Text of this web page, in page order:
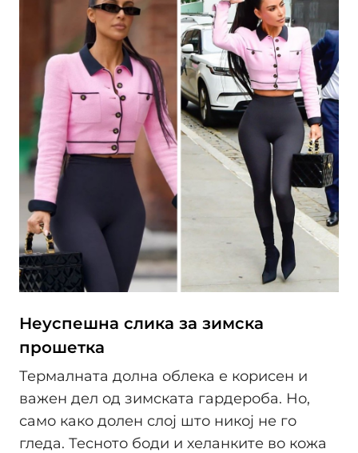
Неуспешна слика за зимска
прошетка
Термалната долна облека е корисен и
важен дел од зимската гардероба. Но,
само како долен слој што никој не го
гледа. Тесното боди и хеланките во кожа